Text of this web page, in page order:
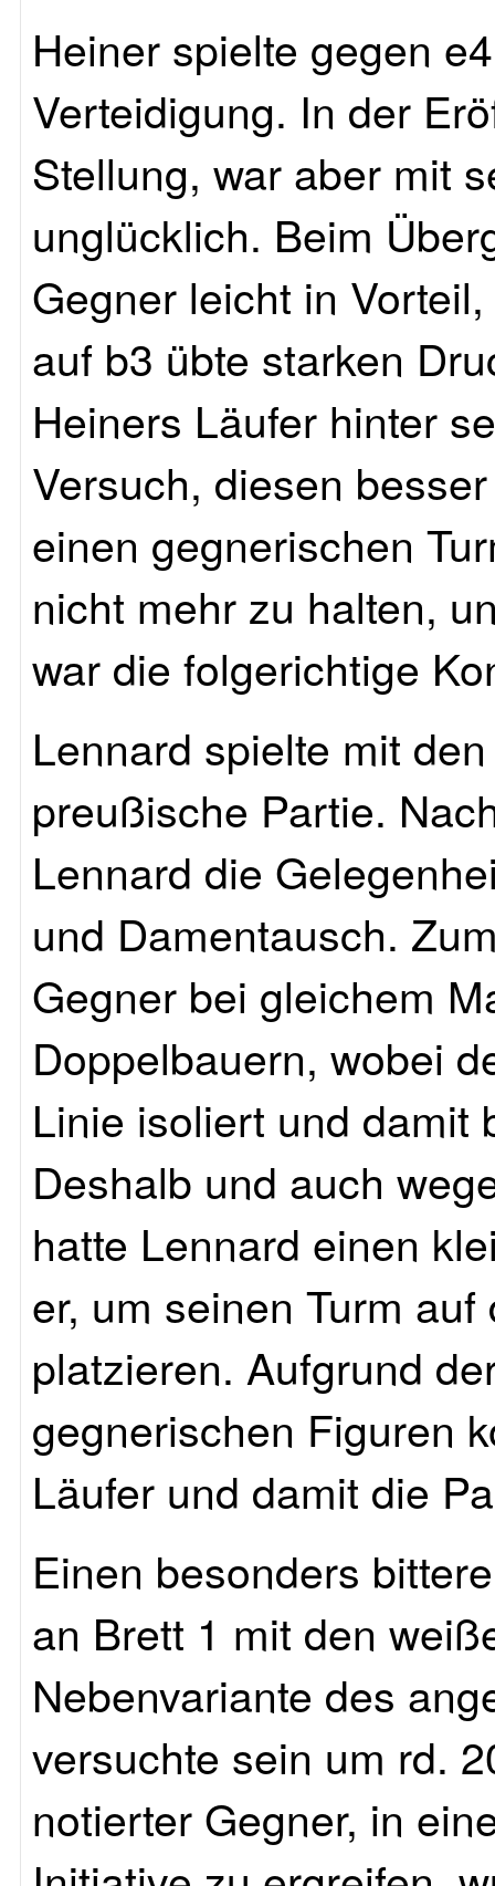
Heiner spielte gegen
Verteidigung. In der
Stellung, war aber mit
unglücklich. Beim
Gegner leicht in
auf b3 übte starken
Heiners Läufer hinter
Versuch, diesen
einen gegnerischen
nicht mehr zu halten,
war die folgerichtige
Lennard spielte mit
preußische Partie.
Lennard die
und Damentausch.
Gegner bei gleichem
Doppelbauern, wobei
Linie isoliert und damit
Deshalb und auch
hatte Lennard einen
er, um seinen Turm
platzieren. Aufgrund
gegnerischen Figuren
Läufer und damit die
Einen besonders
an Brett 1 mit den
Nebenvariante des
versuchte sein um rd.
notierter Gegner, in